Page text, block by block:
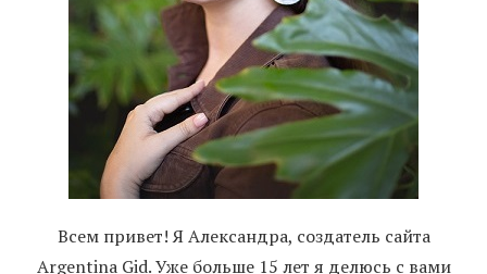
Всем привет! Я Александра, создатель сайта
Argentina Gid. Уже больше 15 лет я делюсь с вами